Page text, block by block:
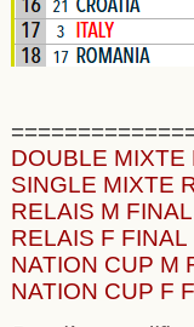
DOUBLE MIXTE
SINGLE MIXTE
RELAIS M FINAL
RELAIS F FINAL
NATION CUP M
NATION CUP F